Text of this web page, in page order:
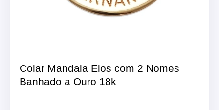
Colar Mandala Elos com 2 Nomes
Banhado a Ouro 18k